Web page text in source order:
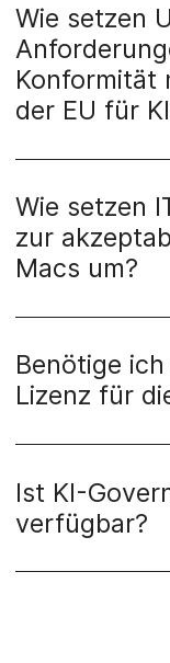
Wie setzen
Konformität
der EU für
Wie setzen
zur
Macs um?
Benötige
Lizenz für
Ist KI-
verfügbar?